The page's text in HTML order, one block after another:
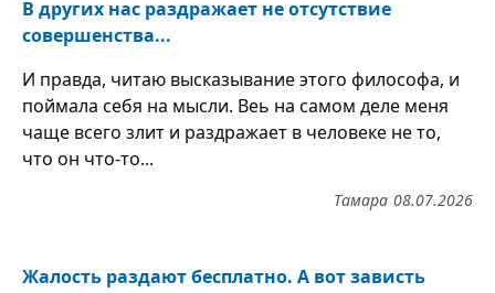
В других нас раздражает не отсутствие
совершенства...
И правда, читаю высказывание этого философа, и
поймала себя на мысли. Веь на самом деле меня
чаще всего злит и раздражает в человеке не то,
что он что-то...
08.07.2026
Тамара
Жалость раздают бесплатно. А вот зависть